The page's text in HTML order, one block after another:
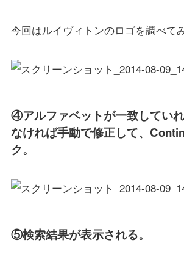
今回はルイヴィトンのロゴを調べて
④アルファベットが一致してい
なければ手動で修正して、
ク。
⑤検索結果が表示される。